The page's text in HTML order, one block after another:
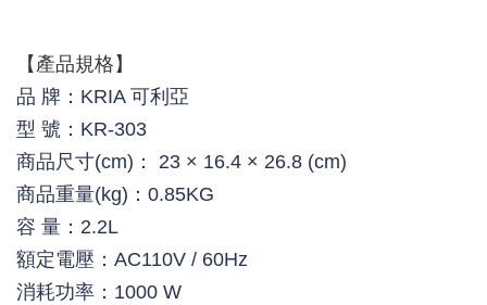
【產品規格】
品 牌：KRIA 可利亞
型 號：KR-303
商品尺寸(cm)： 23 × 16.4 × 26.8 (cm)
商品重量(kg)：0.85KG
容 量：2.2L
額定電壓：AC110V / 60Hz
消耗功率：1000 W